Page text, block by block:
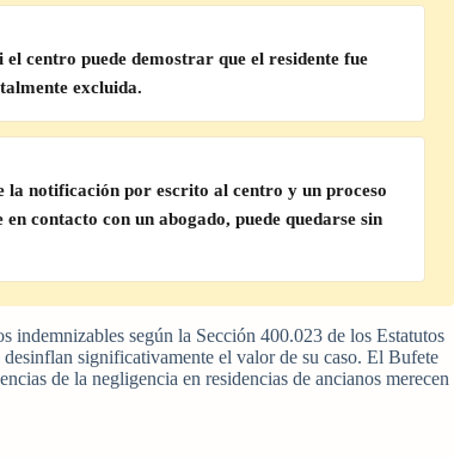
centro puede demostrar que el residente fue
excluida.
la notificación por escrito al centro y un proceso
contacto con un abogado, puede quedarse sin
indemnizables según la Sección 400.023 de los Estatutos
significativamente el valor de su caso. El Bufete
de la negligencia en residencias de ancianos merecen